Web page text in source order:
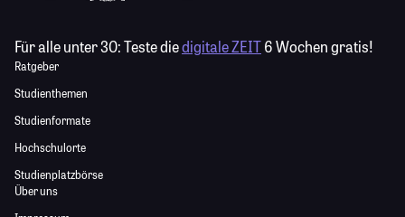
Für alle unter 30:Teste diedigitale ZEIT6 Wochen gratis!
Ratgeber
Studienthemen
Studienformate
Hochschulorte
Studienplatzbörse
Über uns